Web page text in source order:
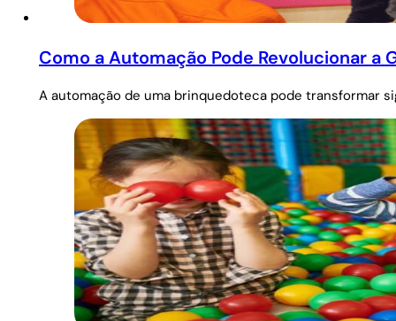
Como a Automação Pode Revolucionar a
A automação de uma brinquedoteca pode transformar